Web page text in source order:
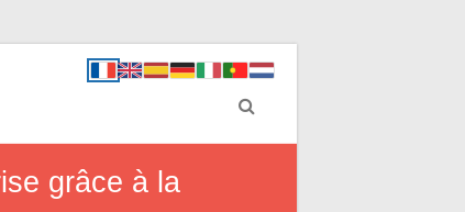
grâce à la